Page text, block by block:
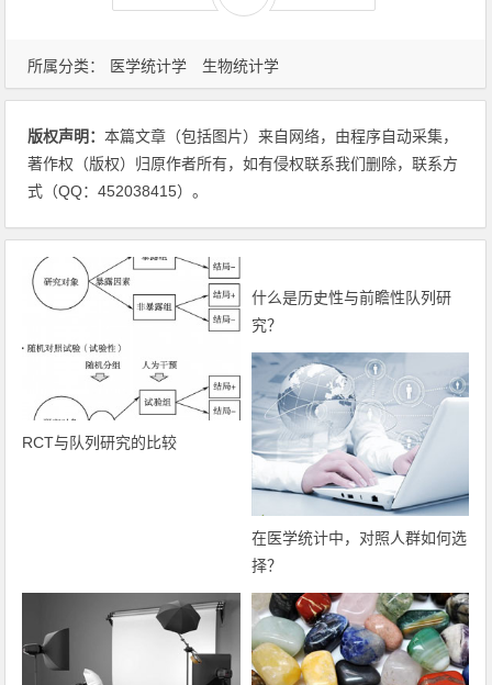
所属分类： 医学统计学 生物统计学
版权声明：本篇文章（包括图片）来自网络，由程序自动采集，
著作权（版权）归原作者所有，如有侵权联系我们删除，联系方
式（QQ：452038415）。
RCT与队列研究的比较
什么是历史性与前瞻性队列研
究？
在医学统计中，对照人群如何选
择？